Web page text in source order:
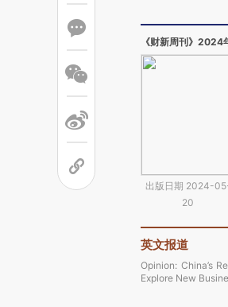
《财新周刊》2024
出版日期 2024-
20
英文报道
Opinion: China’s
Explore New